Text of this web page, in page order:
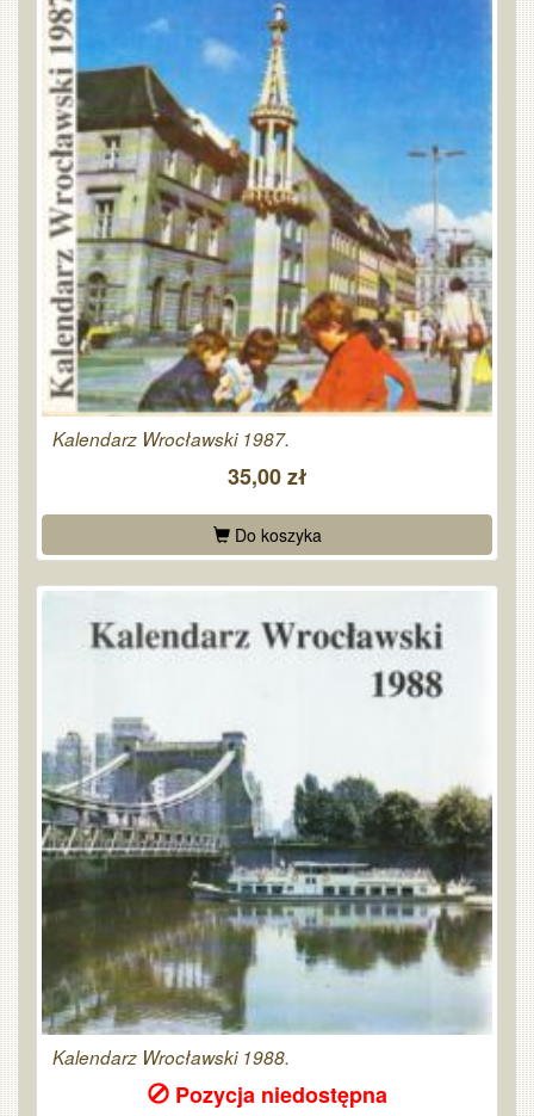
Kalendarz Wrocławski 1987.
35,00 zł
Do koszyka
Kalendarz Wrocławski 1988.
Pozycja niedostępna